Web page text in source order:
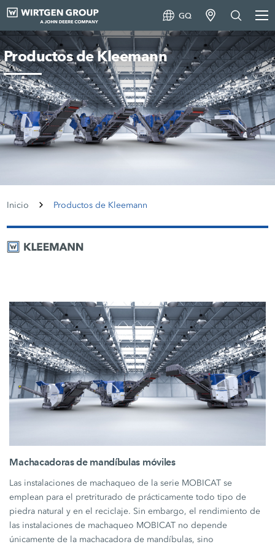
GQ
Productos de Kleemann
Inicio Productos de Kleemann
Machacadoras de mandíbulas móviles
Las instalaciones de machaqueo de la serie MOBICAT se
emplean para el pretriturado de prácticamente todo tipo de
piedra natural y en el reciclaje. Sin embargo, el rendimiento de
las instalaciones de machaqueo MOBICAT no depende
únicamente de la machacadora de mandíbulas, sino